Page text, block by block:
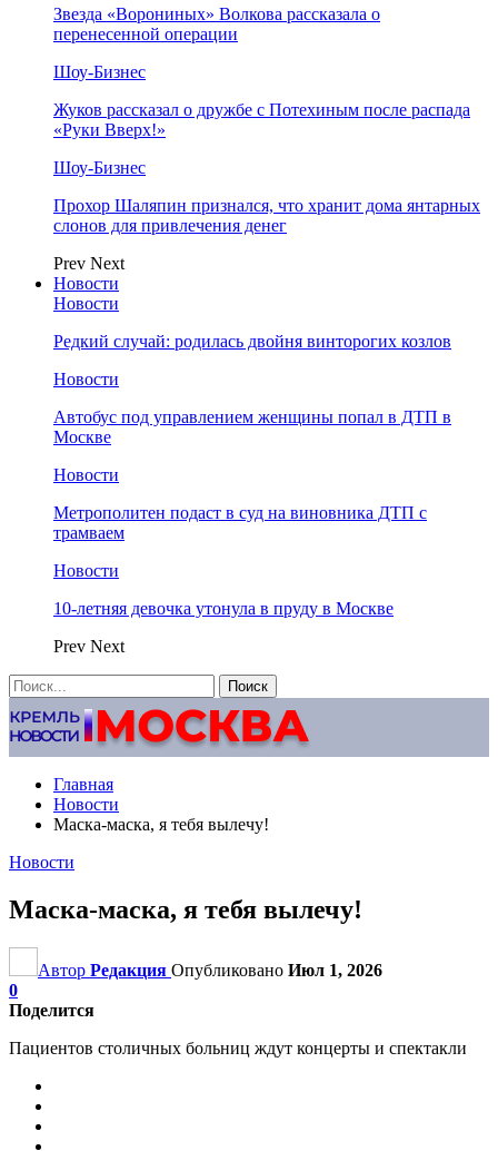
Звезда «Ворониных» Волкова рассказала о
перенесенной операции
Шоу-Бизнес
Жуков рассказал о дружбе с Потехиным после распада
«Руки Вверх!»
Шоу-Бизнес
Прохор Шаляпин признался, что хранит дома янтарных
слонов для привлечения денег
Prev Next
Новости
Новости
Редкий случай: родилась двойня винторогих козлов
Новости
Автобус под управлением женщины попал в ДТП в
Москве
Новости
Метрополитен подаст в суд на виновника ДТП с
трамваем
Новости
10-летняя девочка утонула в пруду в Москве
Prev Next
Главная
Новости
Маска-маска, я тебя вылечу!
Новости
Маска-маска, я тебя вылечу!
Автор Редакция Опубликовано Июл 1, 2026
0
Поделится
Пациентов столичных больниц ждут концерты и спектакли